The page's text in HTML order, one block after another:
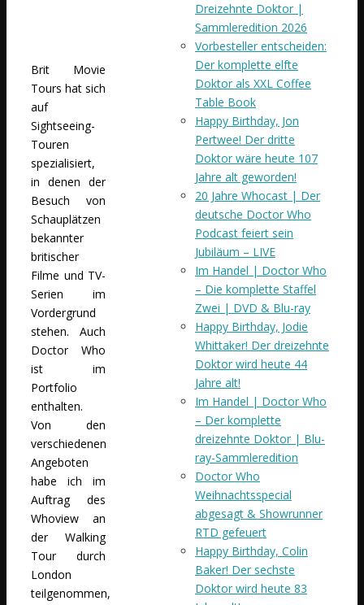
Brit Movie
Tours hat sich
auf
Sightseeing-
Touren
spezialisiert,
in denen der
Besuch von
Schauplätzen
bekannter
britischer
Filme und TV-
Serien im
Vordergrund
stehen. Auch
Doctor Who
ist im
Portfolio
enthalten.
Von den
verschiedenen
Angeboten
habe ich im
Auftrag des
Whoview an
der Walking
Tour durch
London
teilgenommen,
Dreizehnte Doktor |
Sammleredition 2026
Vorbesteller entscheiden:
Der komplette elfte
Doktor als XXL Coffee
Table Book
Happy Birthday, Jon
Pertwee! Der dritte
Doktor wäre heute 107
Jahre alt geworden!
20 Jahre Whocast | Der
deutsche Doctor Who
Podcast feiert sein
Jubiläum – LIVE
Im Handel | Doctor Who
– Die komplette Staffel
Zwei | DVD & Blu-ray
Happy Birthday, Jodie
Whittaker! Der dreizehnte
Doktor wird heute 44
Jahre alt!
Im Handel | Doctor Who
– Der komplette
dreizehnte Doktor | Blu-
ray-Sammleredition
Doctor Who
Weihnachtsspecial
abgesagt & Showrunner
RTD gefeuert
Happy Birthday, Colin
Baker! Der sechste
Doktor wird heute 83